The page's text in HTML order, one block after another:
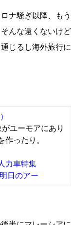
ナ騒ぎ以降、もう
んな遠くないけど
じるし海外旅行に
ユーモアにあり
ったり。
力車特集
明日のアー